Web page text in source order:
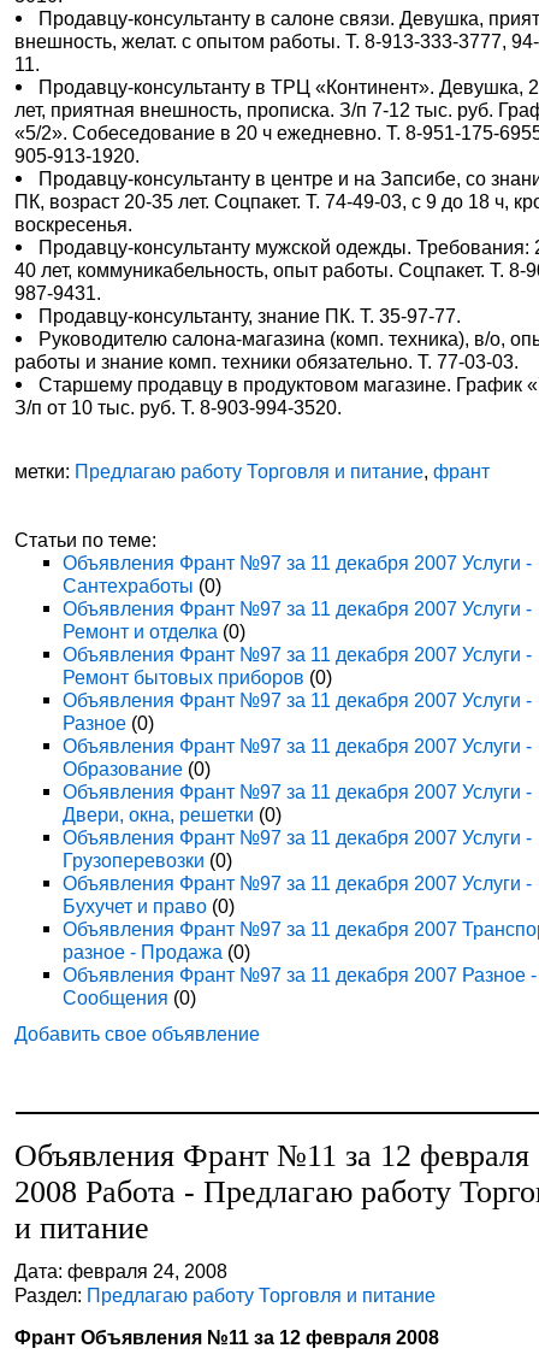
Продавцу-консультанту в салоне связи. Девушка,
внешность, желат. с опытом работы. Т. 8-913-333-3777,
11.
Продавцу-консультанту в ТРЦ «Континент». Девушка,
лет, приятная внешность, прописка. З/п 7-12 тыс. руб.
«5/2». Собеседование в 20 ч ежедневно. Т. 8-951-175-
905-913-1920.
Продавцу-консультанту в центре и на Запсибе, со
ПК, возраст 20-35 лет. Соцпакет. Т. 74-49-03, с 9 до 18 ч,
воскресенья.
Продавцу-консультанту мужской одежды. Требования:
40 лет, коммуникабельность, опыт работы. Соцпакет. Т. 8-
987-9431.
Продавцу-консультанту, знание ПК. Т. 35-97-77.
Руководителю салона-магазина (комп. техника), в/о,
работы и знание комп. техники обязательно. Т. 77-03-03.
Старшему продавцу в продуктовом магазине. График
З/п от 10 тыс. руб. Т. 8-903-994-3520.
метки: Предлагаю работу Торговля и питание,франт
Статьи по теме:
Объявления Франт №97 за 11 декабря 2007 Услуги -
Сантехработы (0)
Объявления Франт №97 за 11 декабря 2007 Услуги -
Ремонт и отделка (0)
Объявления Франт №97 за 11 декабря 2007 Услуги -
Ремонт бытовых приборов (0)
Объявления Франт №97 за 11 декабря 2007 Услуги -
Разное (0)
Объявления Франт №97 за 11 декабря 2007 Услуги -
Образование (0)
Объявления Франт №97 за 11 декабря 2007 Услуги -
Двери, окна, решетки (0)
Объявления Франт №97 за 11 декабря 2007 Услуги -
Грузоперевозки (0)
Объявления Франт №97 за 11 декабря 2007 Услуги -
Бухучет и право (0)
Объявления Франт №97 за 11 декабря 2007
разное - Продажа (0)
Объявления Франт №97 за 11 декабря 2007 Разное -
Сообщения (0)
Добавить свое объявление
Объявления Франт №11 за 12 февраля
2008 Работа - Предлагаю работу
и питание
Дата: февраля 24, 2008
Раздел: Предлагаю работу Торговля и питание
Франт Объявления №11 за 12 февраля 2008